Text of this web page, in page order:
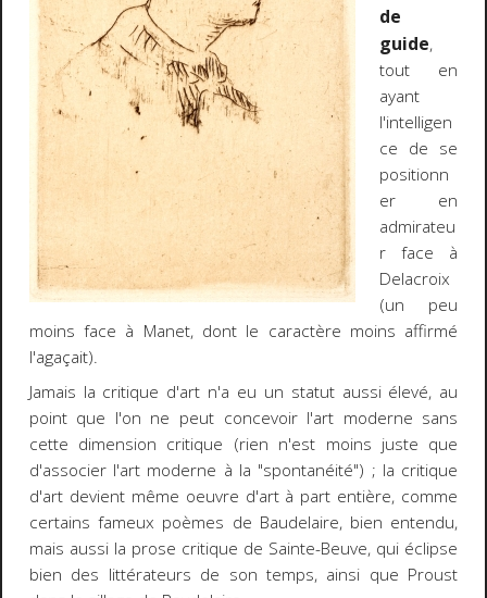
de
guide,
tout en
ayant
l'intelligen
ce de se
positionn
er en
admirateu
r face à
Delacroix
(un peu
moins face à Manet, dont le caractère moins affirmé
l'agaçait).
Jamais la critique d'art n'a eu un statut aussi élevé, au
point que l'on ne peut concevoir l'art moderne sans
cette dimension critique (rien n'est moins juste que
d'associer l'art moderne à la "spontanéité") ; la critique
d'art devient même oeuvre d'art à part entière, comme
certains fameux poèmes de Baudelaire, bien entendu,
mais aussi la prose critique de Sainte-Beuve, qui éclipse
bien des littérateurs de son temps, ainsi que Proust